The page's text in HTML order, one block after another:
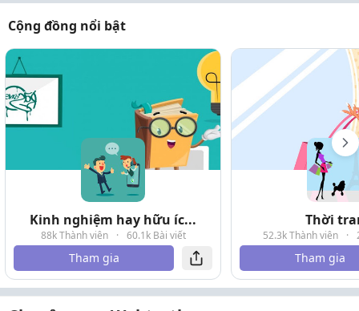
Cộng đồng nổi bật
Kinh nghiệm hay hữu íc...
88k Thành viên · 60.1k Bài viết
Tham gia
Thời
52.3k Thành viên ·
Tham gia